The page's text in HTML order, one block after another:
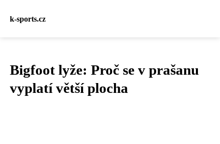
k-sports.cz
Bigfoot lyže: Proč se v prašanu
vyplatí větší plocha